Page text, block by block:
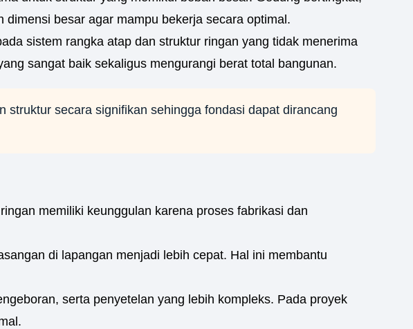
besar agar mampu bekerja secara optimal.
sistem rangka atap dan struktur ringan yang tidak menerima
sangat baik sekaligus mengurangi berat total bangunan.
struktur secara signifikan sehingga fondasi dapat dirancang
memiliki keunggulan karena proses fabrikasi dan
di lapangan menjadi lebih cepat. Hal ini membantu
serta penyetelan yang lebih kompleks. Pada proyek